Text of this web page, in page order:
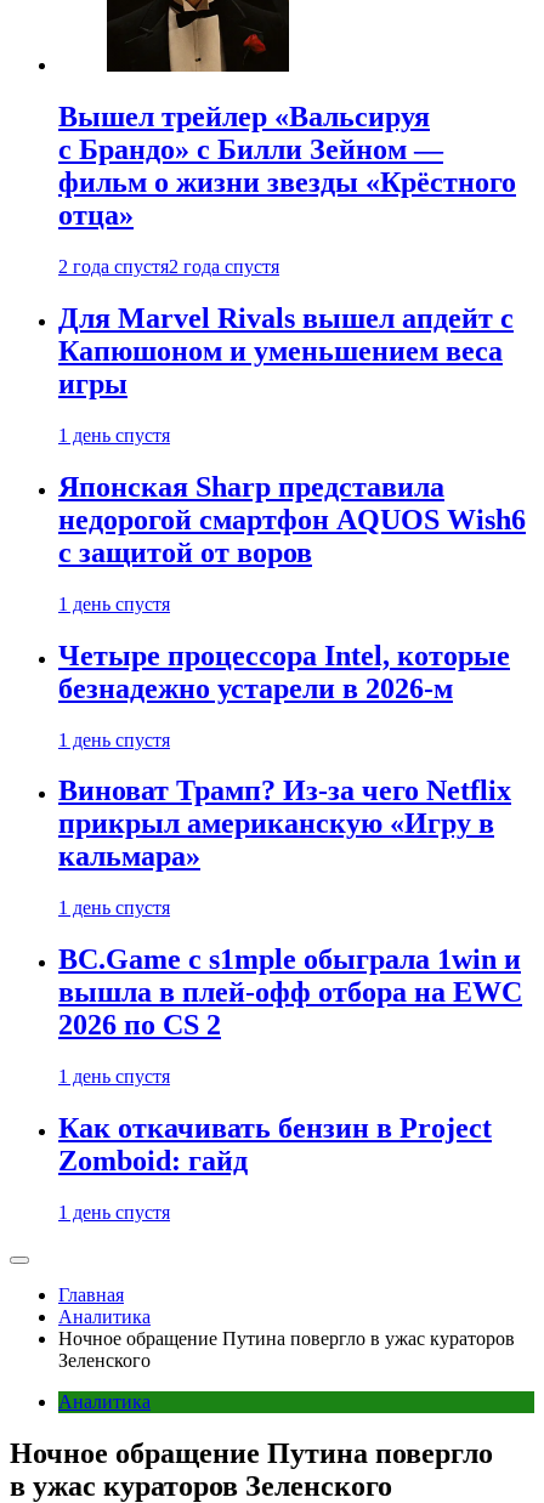
Вышел трейлер «Вальсируя
с Брандо» с Билли Зейном —
фильм о жизни звезды «Крёстного
отца»
2 года спустя2 года спустя
Для Marvel Rivals вышел апдейт с
Капюшоном и уменьшением веса
игры
1 день спустя
Японская Sharp представила
недорогой смартфон AQUOS Wish6
с защитой от воров
1 день спустя
Четыре процессора Intel, которые
безнадежно устарели в 2026-м
1 день спустя
Виноват Трамп? Из-за чего Netflix
прикрыл американскую «Игру в
кальмара»
1 день спустя
BC.Game с s1mple обыграла 1win и
вышла в плей-офф отбора на EWC
2026 по CS 2
1 день спустя
Как откачивать бензин в Project
Zomboid: гайд
1 день спустя
Главная
Аналитика
Ночное обращение Путина повергло в ужас кураторов
Зеленского
Аналитика
Ночное обращение Путина повергло
в ужас кураторов Зеленского